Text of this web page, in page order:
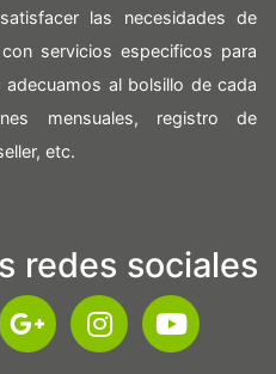
las necesidades de
servicios especificos para
al bolsillo de cada
mensuales, registro de
etc.
redes sociales